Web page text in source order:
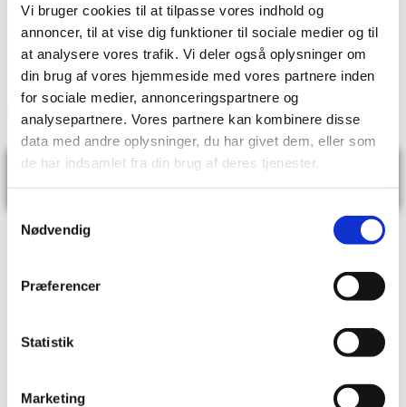
Vi bruger cookies til at tilpasse vores indhold og
annoncer, til at vise dig funktioner til sociale medier og til
at analysere vores trafik. Vi deler også oplysninger om
din brug af vores hjemmeside med vores partnere inden
for sociale medier, annonceringspartnere og
analysepartnere. Vores partnere kan kombinere disse
data med andre oplysninger, du har givet dem, eller som
de har indsamlet fra din brug af deres tjenester.
Samtykkevalg
Nødvendig
Præferencer
Statistik
Marketing
på computer eller tablet ved at klikke på chatten i